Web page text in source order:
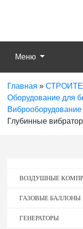
Меню
Главная »
Оборудование для
Виброоборудование
Глубинные
ВОЗДУШНЫЕ
ГАЗОВЫЕ БАЛЛОНЫ
ГЕНЕРАТОРЫ